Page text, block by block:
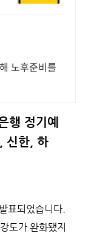
노후준비를
행 정기예
신한, 하
표되었습니다.
도가 완화됐지